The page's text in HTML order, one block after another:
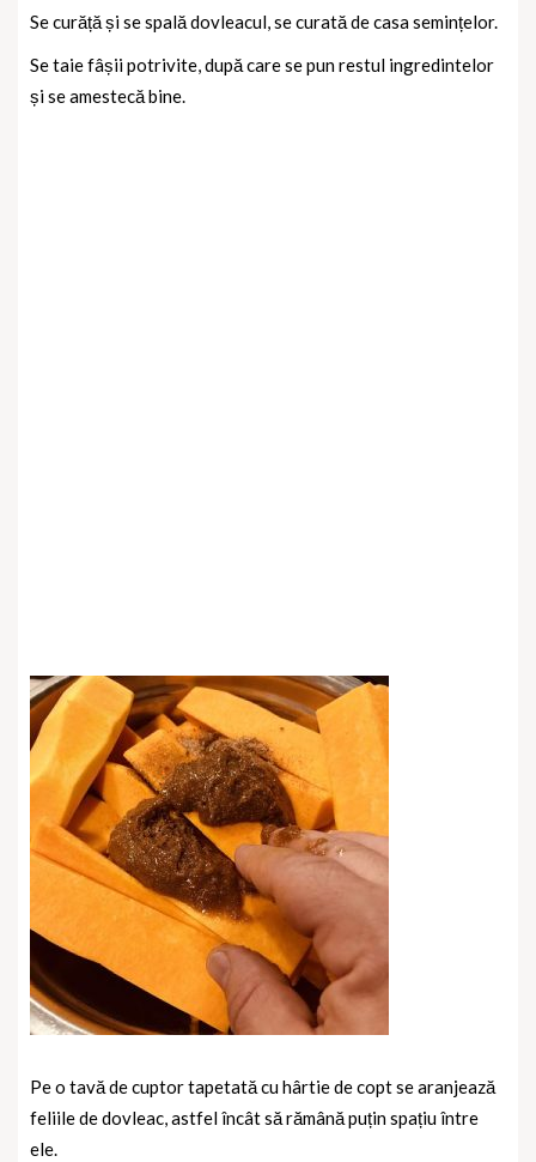
Se curăță și se spală dovleacul, se curată de casa semințelor.
Se taie fâșii potrivite, după care se pun restul ingredintelor
și se amestecă bine.
Pe o tavă de cuptor tapetată cu hârtie de copt se aranjează
feliile de dovleac, astfel încât să rămână puțin spațiu între
ele.